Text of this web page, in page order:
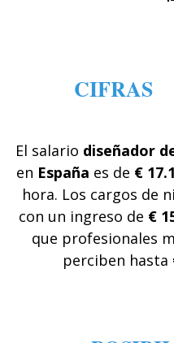
CIFRAS
El salario diseñador
en España es de €
hora. Los cargos de
con un ingreso de €
que profesionales
perciben hasta